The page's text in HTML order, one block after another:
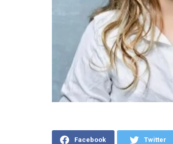
Facebook Twitter